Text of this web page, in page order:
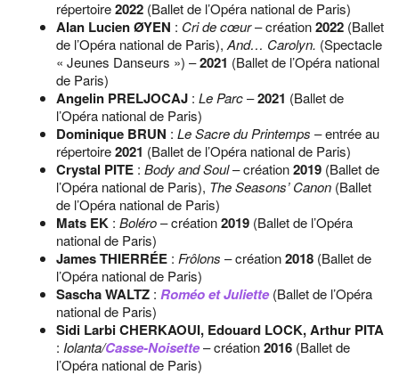
répertoire2022 (Ballet de l’Opéra national de Paris)
Alan Lucien ØYEN : Cri de cœur– création2022 (Ballet
de l’Opéra national de Paris), And… Carolyn. (Spectacle
« Jeunes Danseurs ») –2021 (Ballet de l’Opéra national
de Paris)
Angelin PRELJOCAJ : Le Parc–2021 (Ballet de
l’Opéra national de Paris)
Dominique BRUN : Le Sacre du Printemps – entrée au
répertoire2021 (Ballet de l’Opéra national de Paris)
Crystal PITE : Body and Soul– création2019 (Ballet de
l’Opéra national de Paris), The Seasons’ Canon (Ballet
de l’Opéra national de Paris)
Mats EK : Boléro– création2019 (Ballet de l’Opéra
national de Paris)
James THIERRÉE : Frôlons – création2018 (Ballet de
l’Opéra national de Paris)
Sascha WALTZ : Roméo et Juliette(Ballet de l’Opéra
national de Paris)
Sidi Larbi CHERKAOUI, Edouard LOCK, Arthur PITA
: Iolanta/Casse-Noisette– création2016 (Ballet de
l’Opéra national de Paris)